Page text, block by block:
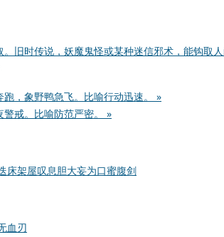
。旧时传说，妖魔鬼怪或某种迷信邪术，能钩取
跑，象野鸭急飞。比喻行动迅速。 »
警戒。比喻防范严密。 »
床架屋叹息胆大妄为口蜜腹剑
血刃